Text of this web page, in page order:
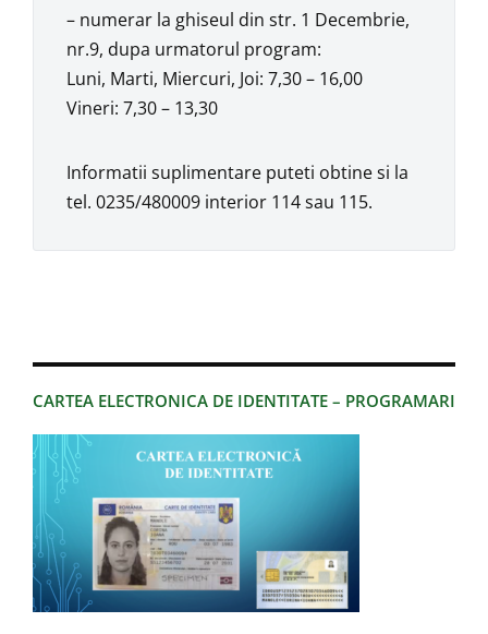
CARTEA ELECTRONICA DE IDENTITATE – PROGRAMARI
– numerar la ghiseul din str. 1 Decembrie,
nr.9, dupa urmatorul program:
Luni, Marti, Miercuri, Joi: 7,30 – 16,00
Vineri: 7,30 – 13,30
Informatii suplimentare puteti obtine si la
tel. 0235/480009 interior 114 sau 115.